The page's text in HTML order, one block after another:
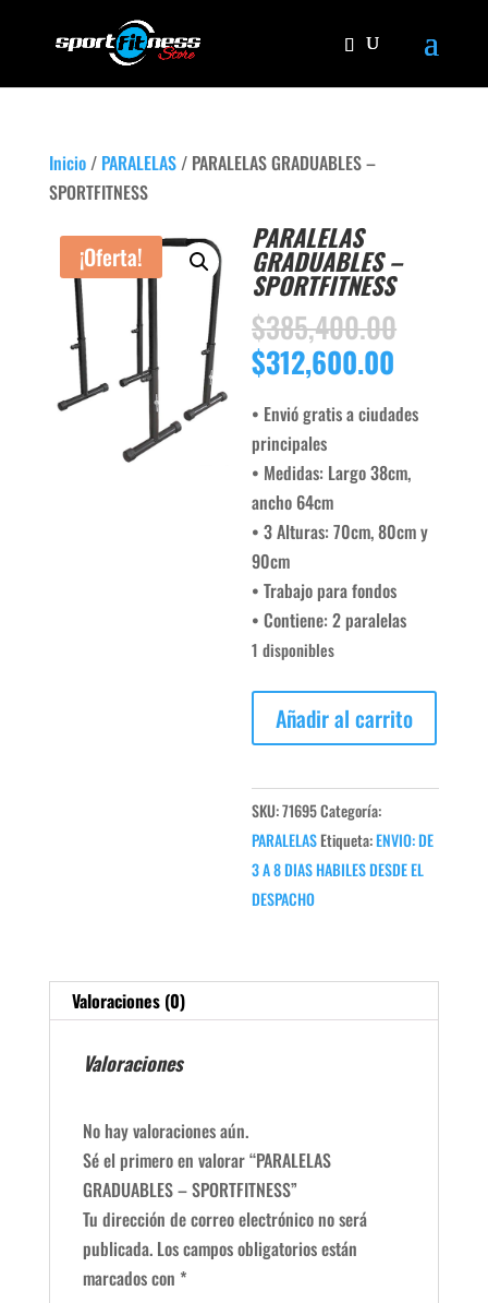
Inicio/ PARALELAS/ PARALELAS GRADUABLES –
SPORTFITNESS
¡Oferta!
PARALELAS
GRADUABLES –
SPORTFITNESS
$385,400.00
era:
$312,600.00
actual
• Envió gratis a ciudades
principales
• Medidas: Largo 38cm,
ancho 64cm
• 3 Alturas: 70cm, 80cm y
90cm
• Trabajo para fondos
• Contiene: 2 paralelas
1 disponibles
PARALELAS
GRADUABLES
SPORTFITNESS
cantidad
Añadir al carrito
SKU:71695Categoría:
PARALELASEtiqueta:ENVIO: DE
3 A 8 DIAS HABILES DESDE EL
DESPACHO
Valoraciones (0)
Valoraciones
No hay valoraciones aún.
Sé el primero en valorar “PARALELAS
GRADUABLES – SPORTFITNESS”
Tu dirección de correo electrónico no será
publicada. Los campos obligatorios están
marcados con *